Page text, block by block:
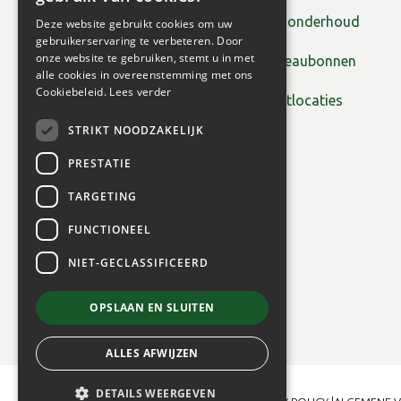
Tuinonderhoud
Cadeaubonnen
Plantlocaties
Deze website gebruikt cookies om uw
gebruikerservaring te verbeteren. Door
onze website te gebruiken, stemt u in met
alle cookies in overeenstemming met ons
Cookiebeleid. Lees verder
STRIKT NOODZAKELIJK
PRESTATIE
TARGETING
FUNCTIONEEL
NIET-GECLASSIFICEERD
OPSLAAN EN SLUITEN
ALLES AFWIJZEN
DETAILS WEERGEVEN